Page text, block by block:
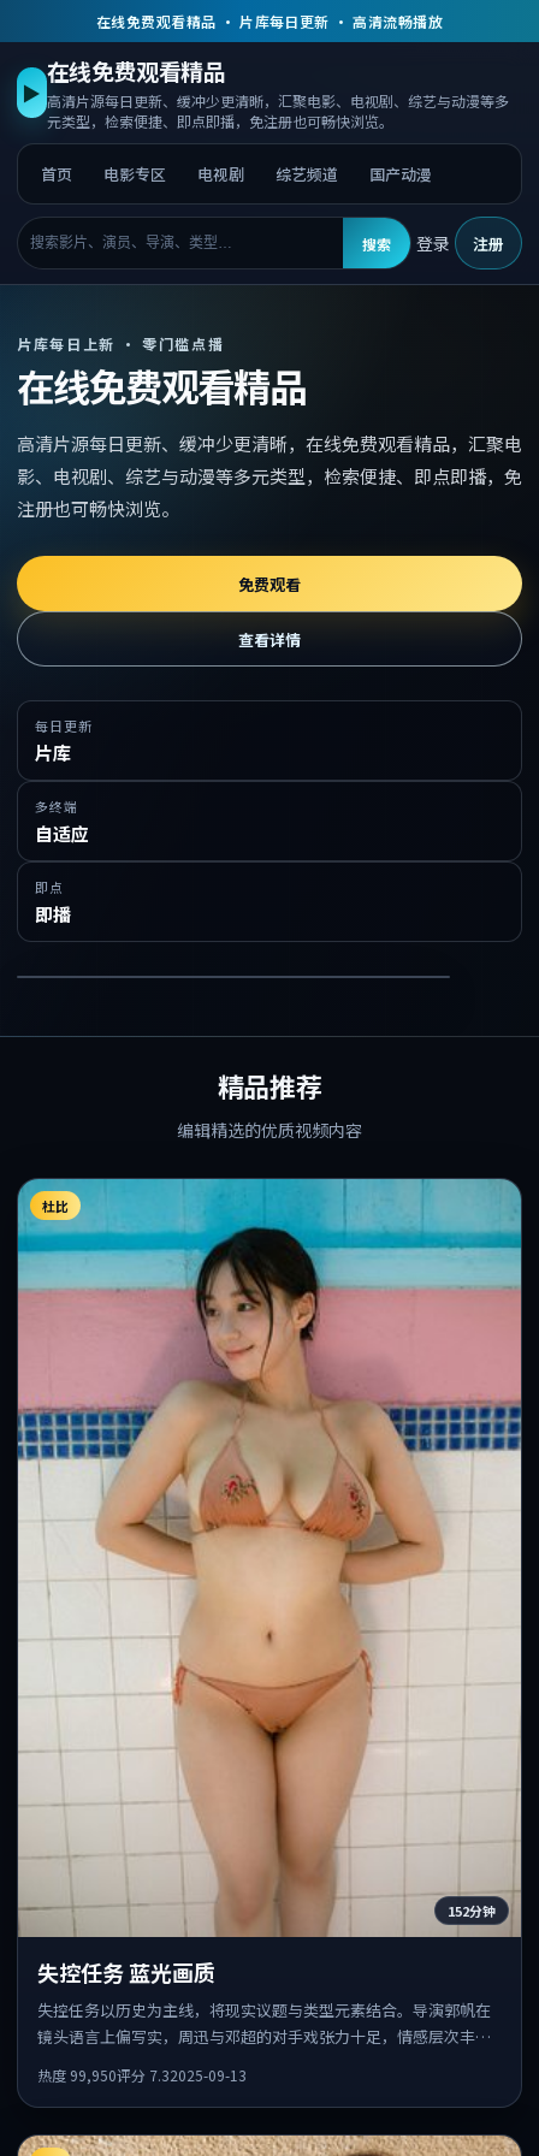
在线免费观看精品 · 片库每日更新 · 高清流畅播放
▶
在线免费观看精品
高清片源每日更新、缓冲少更清晰，汇聚电影、电视剧、综艺与动漫等多
元类型，检索便捷、即点即播，免注册也可畅快浏览。
首页 电影专区 电视剧 综艺频道 国产动漫
搜索 登录 注册
片库每日上新 · 零门槛点播
在线免费观看精品
高清片源每日更新、缓冲少更清晰， 在线免费观看精品， 汇聚电
影、电视剧、综艺与动漫等多元类型，检索便捷、即点即播，免
注册也可畅快浏览。
免费观看
查看详情
每日更新
片库
多终端
自适应
即点
即播
精品推荐
编辑精选的优质视频内容
杜比
152分钟
失控任务 蓝光画质
失控任务以历史为主线，将现实议题与类型元素结合。导演郭帆在
镜头语言上偏写实，周迅与邓超的对手戏张力十足，情感层次丰
热度 99,950评分 7.32025-09-13